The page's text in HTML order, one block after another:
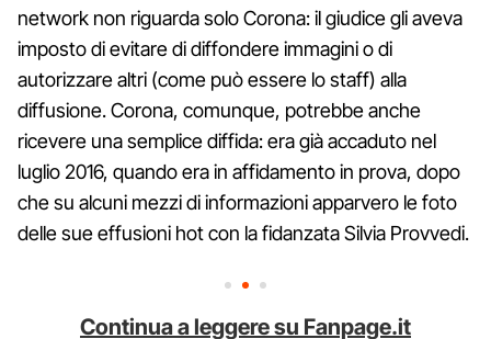
network non riguarda solo Corona: il giudice gli aveva
imposto di evitare di diffondere immagini o di
autorizzare altri (come può essere lo staff) alla
diffusione. Corona, comunque, potrebbe anche
ricevere una semplice diffida: era già accaduto nel
luglio 2016, quando era in affidamento in prova, dopo
che su alcuni mezzi di informazioni apparvero le foto
delle sue effusioni hot con la fidanzata Silvia Provvedi.
Continua a leggere su Fanpage.it